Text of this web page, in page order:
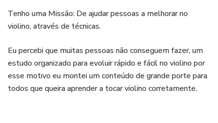
ao cristianismo por motivos errados, como por medo ou
culpa.
Tenho uma Missão: De ajudar pessoas a melhorar no
violino, através de técnicas.
Eu percebi que muitas pessoas não conseguem fazer, um
estudo organizado para evoluir rápido e fácil no violino por
esse motivo eu montei um conteúdo de grande porte para
todos que queira aprender a tocar violino corretamente.